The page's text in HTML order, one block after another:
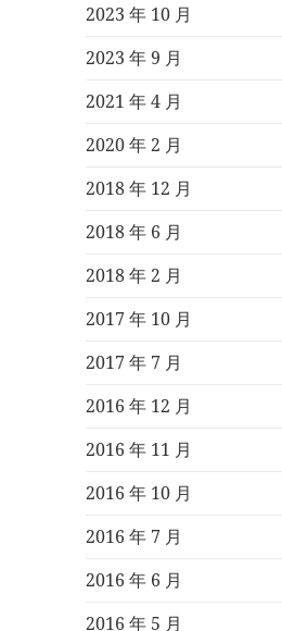
2023 年 10 月
2023 年 9 月
2021 年 4 月
2020 年 2 月
2018 年 12 月
2018 年 6 月
2018 年 2 月
2017 年 10 月
2017 年 7 月
2016 年 12 月
2016 年 11 月
2016 年 10 月
2016 年 7 月
2016 年 6 月
2016 年 5 月